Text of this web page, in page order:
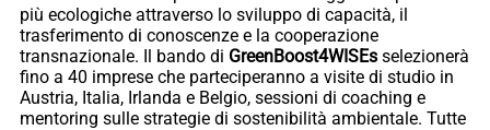
più ecologiche attraverso lo sviluppo di capacità, il
trasferimento di conoscenze e la cooperazione
transnazionale. Il bando di GreenBoost4WISEs selezionerà
fino a 40 imprese che parteciperanno a visite di studio in
Austria, Italia, Irlanda e Belgio, sessioni di coaching e
mentoring sulle strategie di sostenibilità ambientale. Tutte